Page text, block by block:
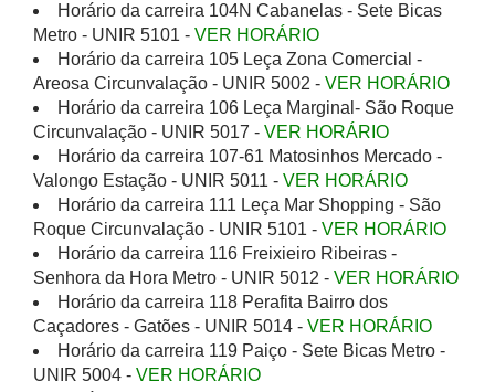
Horário da carreira 104N Cabanelas - Sete Bicas
Metro - UNIR 5101 - VER HORÁRIO
Horário da carreira 105 Leça Zona Comercial -
Areosa Circunvalação - UNIR 5002 - VER HORÁRIO
Horário da carreira 106 Leça Marginal- São Roque
Circunvalação - UNIR 5017 - VER HORÁRIO
Horário da carreira 107-61 Matosinhos Mercado -
Valongo Estação - UNIR 5011 - VER HORÁRIO
Horário da carreira 111 Leça Mar Shopping - São
Roque Circunvalação - UNIR 5101 - VER HORÁRIO
Horário da carreira 116 Freixieiro Ribeiras -
Senhora da Hora Metro - UNIR 5012 - VER HORÁRIO
Horário da carreira 118 Perafita Bairro dos
Caçadores - Gatões - UNIR 5014 - VER HORÁRIO
Horário da carreira 119 Paiço - Sete Bicas Metro -
UNIR 5004 - VER HORÁRIO